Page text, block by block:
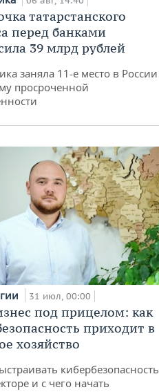
татарстанского
перед банками
39 млрд рублей
заняла 11-е место в России
просроченной
31 июл, 00:00
под прицелом: как
приходит в
хозяйство
кибербезопасность
и с чего начать